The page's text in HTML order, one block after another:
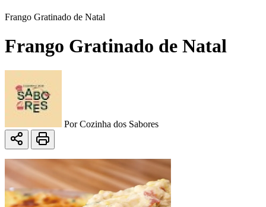
Frango Gratinado de Natal
Frango Gratinado de Natal
PorCozinha dos Sabores